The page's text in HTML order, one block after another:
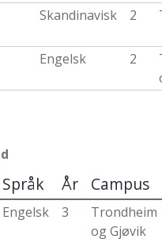
Skandinavisk 2
Engelsk 2
Språk År Campus
Engelsk 3
Trondheim
og Gjøvik